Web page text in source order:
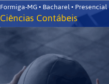
Formiga-MG • Bacharel • Presencial
Ciências Contábeis